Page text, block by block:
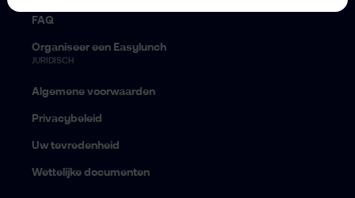
FAQ
Organiseer een Easylunch
JURIDISCH
Algemene voorwaarden
Privacybeleid
Uw tevredenheid
Wettelijke documenten